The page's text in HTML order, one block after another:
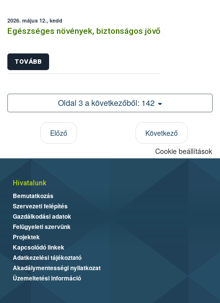
2026. május 12., kedd
Egészséges növények, biztonságos jövő
TOVÁBB
Oldal 3 a következőből: 142
Előző
Következő
Cookie beállítások
Hivatalunk
Bemutatkozás
Szervezeti felépítés
Gazdálkodási adatok
Felügyeleti szervünk
Projektek
Kapcsolódó linkek
Adatkezelési tájékoztató
Akadálymentességi nyilatkozat
Üzemeltetési információ